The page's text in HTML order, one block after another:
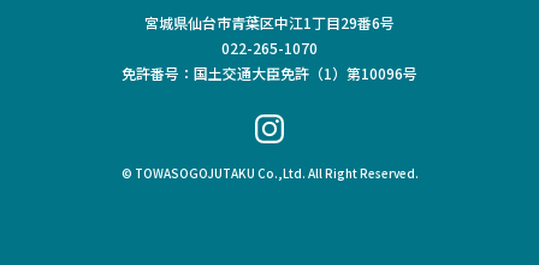
宮城県仙台市青葉区中江1丁目29番6号
022-265-1070
免許番号：国土交通大臣免許（1）第10096号
© TOWASOGOJUTAKU Co.,Ltd. All Right Reserved.